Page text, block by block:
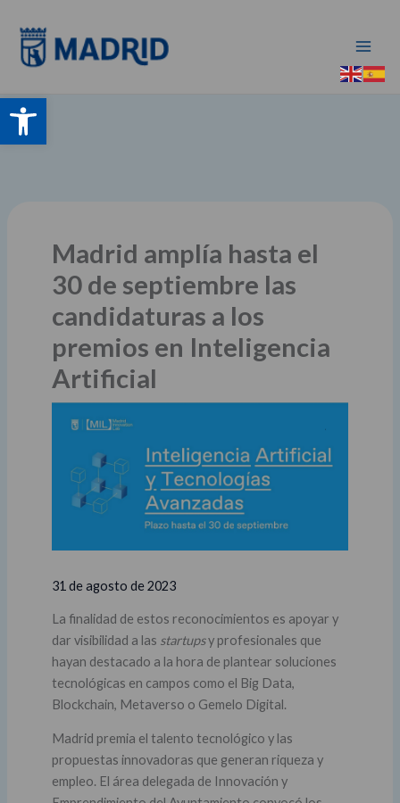
Abrir barra de herramientas
contenido
Madrid amplía hasta el
30 de septiembre las
candidaturas a los
premios en Inteligencia
Artificial
31 de agosto de 2023
La finalidad de estos reconocimientos es apoyar y
dar visibilidad a las startupsy profesionales que
hayan destacado a la hora de plantear soluciones
tecnológicas en campos como el Big Data,
Blockchain, Metaverso o Gemelo Digital.
Madrid premia el talento tecnológico y las
propuestas innovadoras que generan riqueza y
empleo. El área delegada de Innovación y